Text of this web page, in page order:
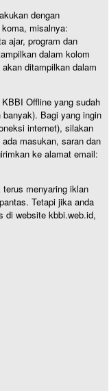
dengan
misalnya:
ajar, program dan
dalam kolom
ditampilkan dalam
Offline yang sudah
Bagi yang ingin
internet), silakan
masukan, saran dan
ke alamat email:
menyaring iklan
Tetapi jika anda
di website kbbi.web.id,